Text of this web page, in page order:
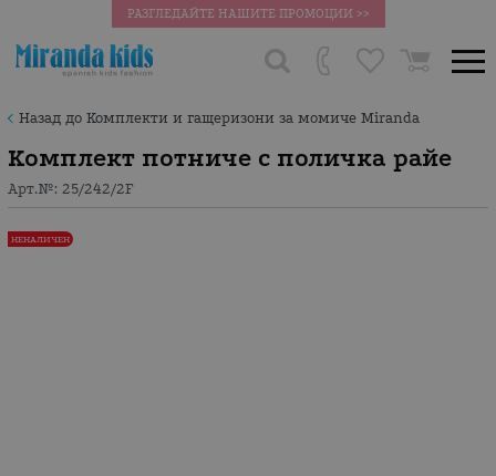
РАЗГЛЕДАЙТЕ НАШИТЕ ПРОМОЦИИ >>
Назад до Комплекти и гащеризони за момиче Miranda
Комплект потниче с поличка райе
Арт.№: 25/242/2F
НЕНАЛИЧЕН